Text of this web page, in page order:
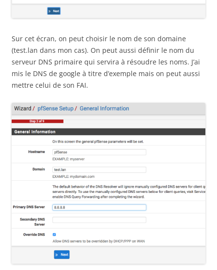
Sur cet écran, on peut choisir le nom de son domaine
(test.lan dans mon cas). On peut aussi définir le nom du
serveur DNS primaire qui servira à résoudre les noms. J’ai
mis le DNS de google à titre d’exemple mais on peut aussi
mettre celui de son FAI.